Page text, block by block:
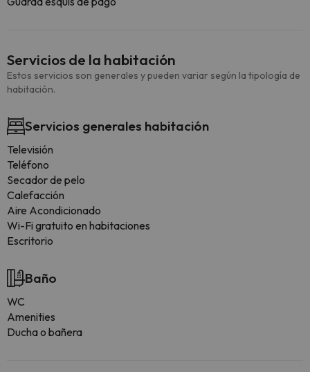
Servicios de la habitación
Estos servicios son generales y pueden variar según la tipología de
habitación.
Servicios generales habitación
Televisión
Teléfono
Secador de pelo
Calefacción
Aire Acondicionado
Wi-Fi gratuito en habitaciones
Escritorio
Baño
WC
Amenities
Ducha o bañera